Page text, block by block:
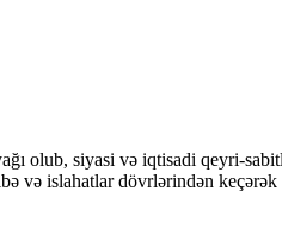
olub, siyasi və iqtisadi qeyri-
və islahatlar dövrlərindən keçərək